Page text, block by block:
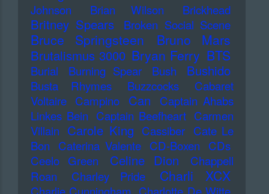
Johnson
Brian Wilson Brickhead
Britney Spears Broken Social Scene
Bruce Springsteen Bruno Mars
Brutalismus 3000 Bryan Ferry BTS
Burial Burning Spear Bush Bushido
Busta Rhymes Buzzcocks
Cabaret
Voltaire Campino Can
Captain Ahabs
Linkes Bein Captain Beefheart Carmen
Villain Carole King Cassiber Cate Le
Bon
Caterina Valente CD-Boxen
CDs
Ceelo Green
Celine Dion
Chappell
Roan
Charley Pride Charli XCX